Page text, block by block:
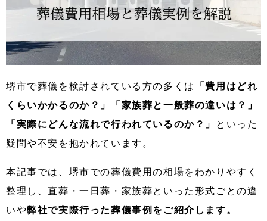
堺市で葬儀を検討されている方の多くは
「費用はどれ
くらいかかるのか？」「家族葬と一般葬の違いは？」
「実際にどんな流れで行われているのか？」
といった
疑問や不安を抱かれています。
本記事では、堺市での葬儀費用の相場をわかりやすく
整理し、直葬・一日葬・家族葬といった形式ごとの違
いや弊社で実際行った葬儀事例をご紹介します。